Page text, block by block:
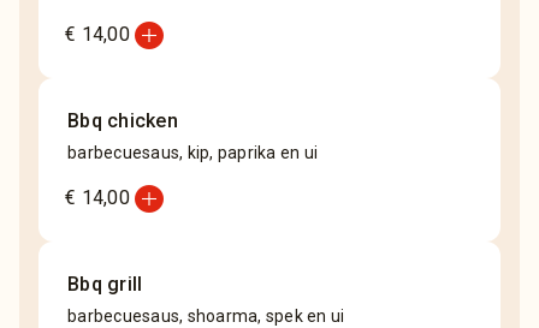
€ 14,00add_circle
Bbq chicken
barbecuesaus, kip, paprika en ui
€ 14,00add_circle
Bbq grill
barbecuesaus, shoarma, spek en ui